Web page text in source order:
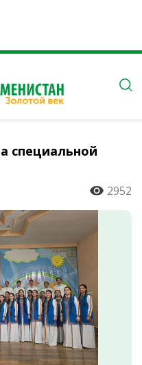
специальной
2952